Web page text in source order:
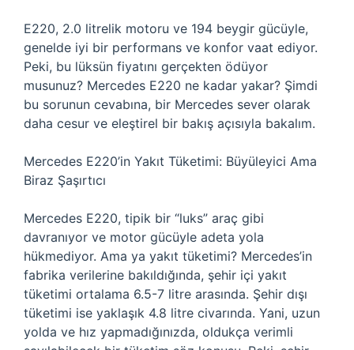
E220, 2.0 litrelik motoru ve 194 beygir gücüyle,
genelde iyi bir performans ve konfor vaat ediyor.
Peki, bu lüksün fiyatını gerçekten ödüyor
musunuz? Mercedes E220 ne kadar yakar? Şimdi
bu sorunun cevabına, bir Mercedes sever olarak
daha cesur ve eleştirel bir bakış açısıyla bakalım.
Mercedes E220’in Yakıt Tüketimi: Büyüleyici Ama
Biraz Şaşırtıcı
Mercedes E220, tipik bir “luks” araç gibi
davranıyor ve motor gücüyle adeta yola
hükmediyor. Ama ya yakıt tüketimi? Mercedes’in
fabrika verilerine bakıldığında, şehir içi yakıt
tüketimi ortalama 6.5-7 litre arasında. Şehir dışı
tüketimi ise yaklaşık 4.8 litre civarında. Yani, uzun
yolda ve hız yapmadığınızda, oldukça verimli